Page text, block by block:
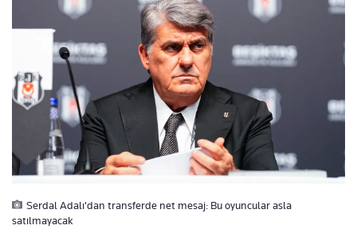
Serdal Adalı'dan transferde net mesaj: Bu oyuncular asla
satılmayacak